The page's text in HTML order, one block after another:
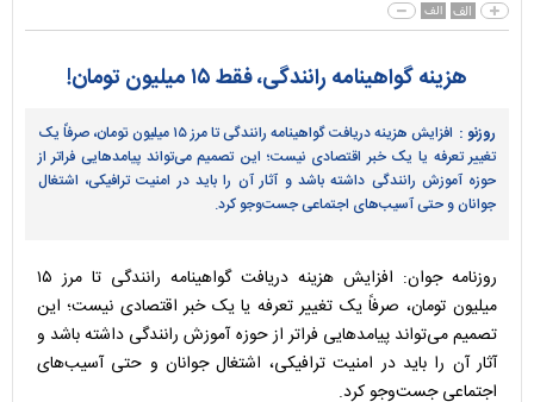
الف الف
هزینه گواهینامه رانندگی، فقط ۱۵ میلیون تومان!
روزنو :
افزایش هزینه دریافت گواهینامه رانندگی تا مرز ۱۵ میلیون تومان، صرفاً یک
تغییر تعرفه یا یک خبر اقتصادی نیست؛ این تصمیم می‌تواند پیامدهایی فراتر از
حوزه آموزش رانندگی داشته باشد و آثار آن را باید در امنیت ترافیکی، اشتغال
جوانان و حتی آسیب‌های اجتماعی جست‌وجو کرد.
روزنامه جوان: افزایش هزینه دریافت گواهینامه رانندگی تا مرز ۱۵
میلیون تومان، صرفاً یک تغییر تعرفه یا یک خبر اقتصادی نیست؛ این
تصمیم می‌تواند پیامدهایی فراتر از حوزه آموزش رانندگی داشته باشد و
آثار آن را باید در امنیت ترافیکی، اشتغال جوانان و حتی آسیب‌های
اجتماعی جست‌وجو کرد.